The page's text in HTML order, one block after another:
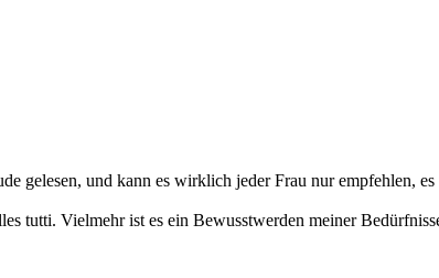
und kann es wirklich jeder Frau nur empfehlen,
tutti. Vielmehr ist es ein Bewusstwerden meiner